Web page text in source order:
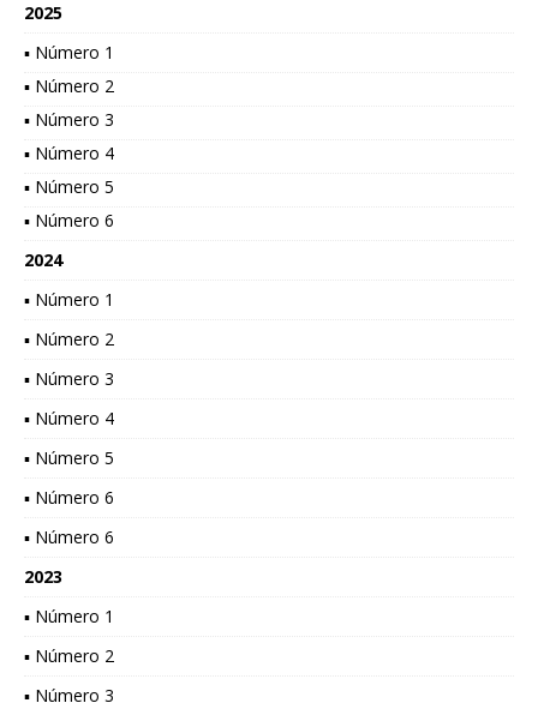
2025
▪ Número 1
▪ Número 2
▪ Número 3
▪ Número 4
▪ Número 5
▪ Número 6
2024
▪ Número 1
▪ Número 2
▪ Número 3
▪ Número 4
▪ Número 5
▪ Número 6
▪ Número 6
2023
▪ Número 1
▪ Número 2
▪ Número 3